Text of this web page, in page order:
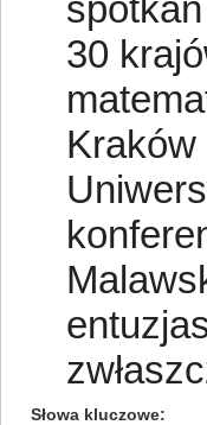
30
Słowa kluczowe